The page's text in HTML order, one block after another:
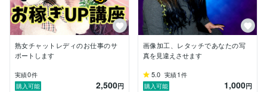
熟女チャットレディのお仕事のサ
ポートします
実績0件
購入可能
2,500円
画像加工、レタッチであなたの写
真を見違えさせます
5.0 実績1 件
購入可能
1,000円